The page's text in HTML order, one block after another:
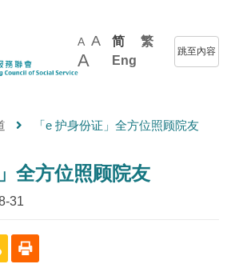
A A
A
简
繁
Eng
跳至內容
「e 护身份证」全方位照顾院友
全方位照顾院友
31